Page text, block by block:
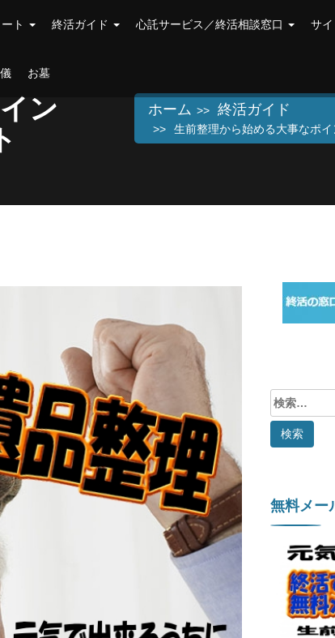
ト 終活ガイド 心託サービス／終活相談窓口 サ
お墓
ン
ホーム 終活ガイド
生前整理から始める大事なポ
検
索:
無料メー